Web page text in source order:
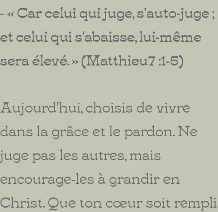
- « Car celui qui juge, s'auto-juge ;
et celui qui s'abaisse, lui-même
sera élevé. » (Matthieu7 :1-5)
Aujourd'hui, choisis de vivre
dans la grâce et le pardon. Ne
juge pas les autres, mais
encourage-les à grandir en
Christ. Que ton cœur soit rempli